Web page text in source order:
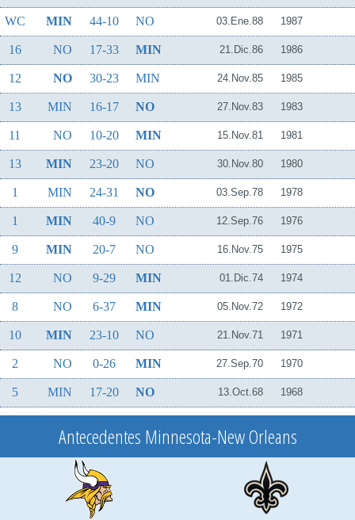
WC MIN 44-10 NO 03.Ene.88 1987
16 NO 17-33 MIN 21.Dic.86 1986
12 NO 30-23 MIN 24.Nov.85 1985
13 MIN 16-17 NO 27.Nov.83 1983
11 NO 10-20 MIN 15.Nov.81 1981
13 MIN 23-20 NO 30.Nov.80 1980
1 MIN 24-31 NO 03.Sep.78 1978
1 MIN 40-9 NO 12.Sep.76 1976
9 MIN 20-7 NO 16.Nov.75 1975
12 NO 9-29 MIN 01.Dic.74 1974
8 NO 6-37 MIN 05.Nov.72 1972
10 MIN 23-10 NO 21.Nov.71 1971
2 NO 0-26 MIN 27.Sep.70 1970
5 MIN 17-20 NO 13.Oct.68 1968
Antecedentes Minnesota-New Orleans